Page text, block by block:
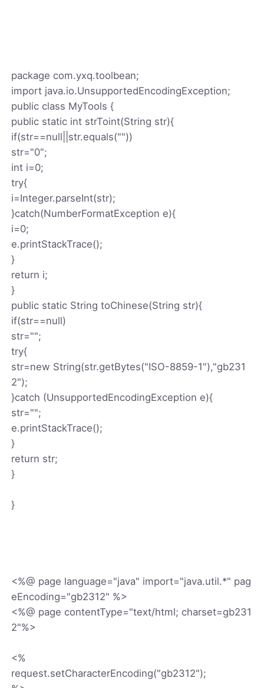
package com.yxq.toolbean;
import java.io.UnsupportedEncodingException;
public class MyTools {
public static int strToint(String str){
if(str==null||str.equals(""))
str="0";
int i=0;
try{
i=Integer.parseInt(str);
}catch(NumberFormatException e){
i=0;
e.printStackTrace();
}
return i;
}
public static String toChinese(String str){
if(str==null)
str="";
try{
str=new String(str.getBytes("ISO-8859-1"),"gb231
2");
}catch (UnsupportedEncodingException e){
str="";
e.printStackTrace();
}
return str;
}
}
<%@ page language="java" import="java.util.*" pag
eEncoding="gb2312" %>
<%@ page contentType="text/html; charset=gb231
2"%>
<%
request.setCharacterEncoding("gb2312");